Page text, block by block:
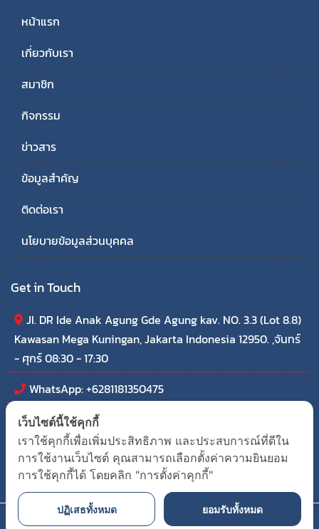
หน้าแรก
เกี่ยวกับเรา
สมาชิก
กิจกรรม
ข่าวสาร
ข้อมูลสำคัญ
ติดต่อเรา
นโยบายข้อมูลส่วนบุคคล
Get in Touch
JI. DR Ide Anak Agung Gde Agung kav. NO. 3.3 (Lot 8.8)
Kawasan Mega Kuningan, Jakarta Indonesia 12950. ,จันทร์
- ศุกร์ 08:30 - 17:30
WhatsApp: +6281181350475
thaichamindonesia@outlook.com
เว็บไซต์นี้ใช้คุกกี้
เราใช้คุกกี้เพื่อเพิ่มประสิทธิภาพ และประสบการณ์ที่ดีใน
การใช้งานเว็บไซต์ คุณสามารถเลือกตั้งค่าความยินยอม
การใช้คุกกี้ได้ โดยคลิก "การตั้งค่าคุกกี้"
ปฏิเสธทั้งหมด ยอมรับทั้งหมด